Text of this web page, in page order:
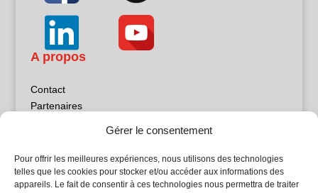
Gérer le consentement
Pour offrir les meilleures expériences, nous utilisons des technologies
telles que les cookies pour stocker et/ou accéder aux informations des
appareils. Le fait de consentir à ces technologies nous permettra de traiter
A propos
Contact
Partenaires
Politique de confidentialité
Sites partenaires